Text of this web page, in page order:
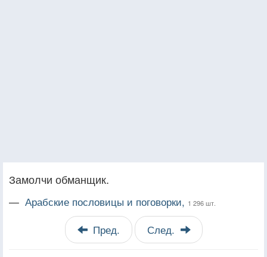
Замолчи обманщик.
— Арабские пословицы и поговорки, 1 296 шт.
Пред. След.